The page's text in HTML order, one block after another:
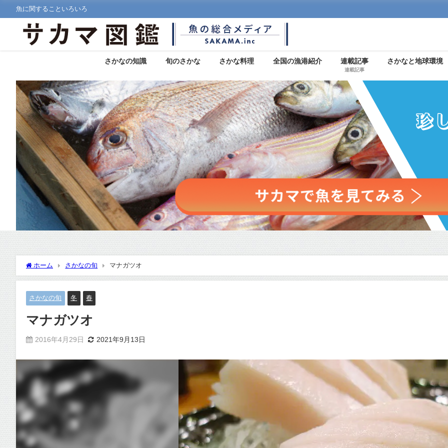
魚に関することいろいろ
さかなの知識 旬のさかな さかな料理 全国の漁港紹介 連載記事
連載記事
さかなと地球環境
ホーム さかなの旬 マナガツオ
さかなの旬 冬 春
マナガツオ
2016年4月29日 2021年9月13日